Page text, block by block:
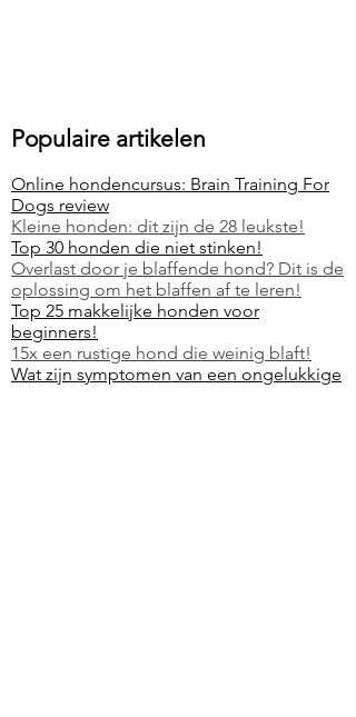
Populaire artikelen
Online hondencursus: Brain Training For
Dogs review
Kleine honden: dit zijn de 28 leukste!
Top 30 honden die niet stinken!
Overlast door je blaffende hond? Dit is de
oplossing om het blaffen af te leren!
Top 25 makkelijke honden voor
beginners!
15x een rustige hond die weinig blaft!
Wat zijn symptomen van een ongelukkige